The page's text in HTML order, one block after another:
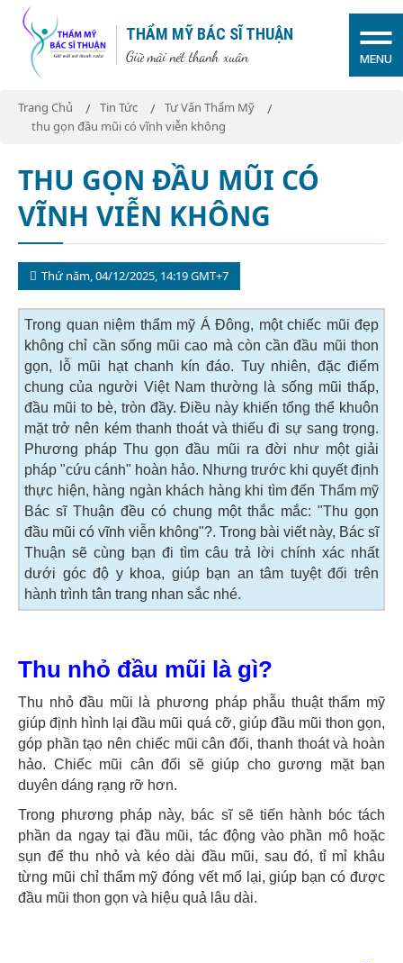
THẨM MỸ BÁC SĨ THUẬN
Giữ mãi nét thanh xuân MENU
Trang Chủ Tin Tức
Tư Vấn Thẩm Mỹ
thu gọn đầu mũi có vĩnh viễn không
THU GỌN ĐẦU MŨI CÓ
VĨNH VIỄN KHÔNG
Thứ năm, 04/12/2025, 14:19 GMT+7
Trong quan niệm thẩm mỹ Á Đông, một chiếc mũi đẹp
không chỉ cần sống mũi cao mà còn cần đầu mũi thon
gọn, lỗ mũi hạt chanh kín đáo. Tuy nhiên, đặc điểm
chung của người Việt Nam thường là sống mũi thấp,
đầu mũi to bè, tròn đầy. Điều này khiến tổng thể khuôn
mặt trở nên kém thanh thoát và thiếu đi sự sang trọng.
Phương pháp Thu gọn đầu mũi ra đời như một giải
pháp "cứu cánh" hoàn hảo. Nhưng trước khi quyết định
thực hiện, hàng ngàn khách hàng khi tìm đến Thẩm mỹ
Bác sĩ Thuận đều có chung một thắc mắc: "Thu gọn
đầu mũi có vĩnh viễn không"?. Trong bài viết này, Bác sĩ
Thuận sẽ cùng bạn đi tìm câu trả lời chính xác nhất
dưới góc độ y khoa, giúp bạn an tâm tuyệt đối trên
hành trình tân trang nhan sắc nhé.
Thu nhỏ đầu mũi là gì?
Thu nhỏ đầu mũi là phương pháp phẫu thuật thẩm mỹ
giúp định hình lại đầu mũi quá cỡ, giúp đầu mũi thon gọn,
góp phần tạo nên chiếc mũi cân đối, thanh thoát và hoàn
hảo. Chiếc mũi cân đối sẽ giúp cho gương mặt bạn
duyên dáng rạng rỡ hơn.
Trong phương pháp này, bác sĩ sẽ tiến hành bóc tách
phần da ngay tại đầu mũi, tác động vào phần mô hoặc
sụn để thu nhỏ và kéo dài đầu mũi, sau đó, tỉ mỉ khâu
từng mũi chỉ thẩm mỹ đóng vết mổ lại, giúp bạn có được
đầu mũi thon gọn và hiệu quả lâu dài.